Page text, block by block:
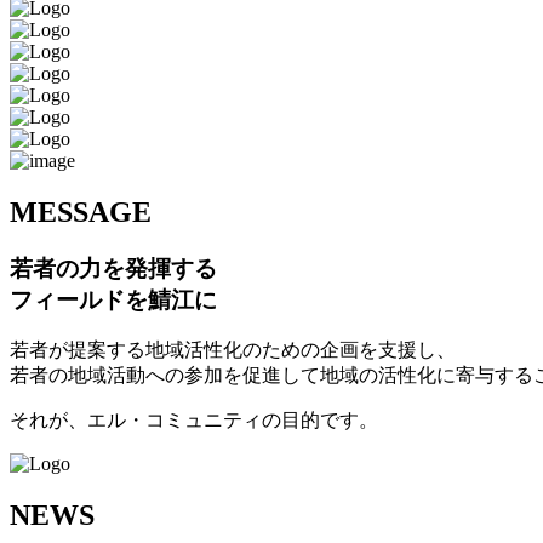
MESSAGE
若者の力を発揮する
フィールドを鯖江に
若者が提案する地域活性化のための企画を支援し、
若者の地域活動への参加を促進して地域の活性化に寄与する
それが、エル・コミュニティの目的です。
NEWS